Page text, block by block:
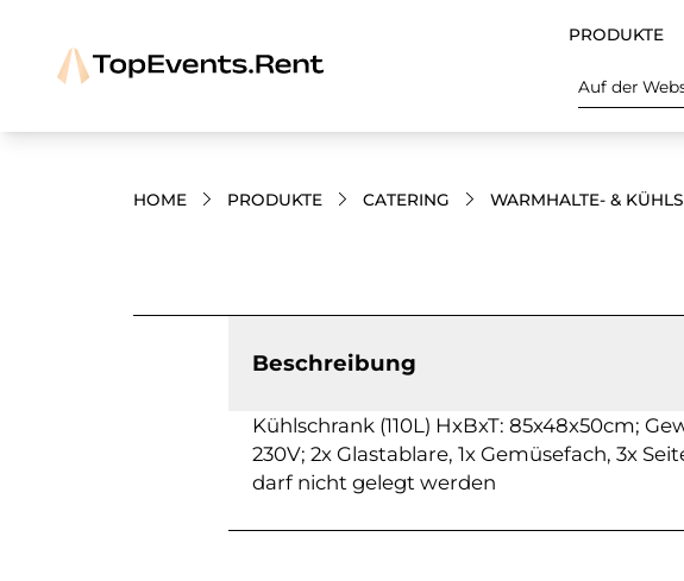
PRODUKTE
Auf der
HOME PRODUKTE CATERING WARMHALTE- &
Beschreibung
Kühlschrank (110L) HxBxT: 85x48x50cm;
230V; 2x Glastablare, 1x Gemüsefach, 3x
darf nicht gelegt werden